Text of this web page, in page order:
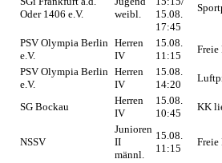
Oder 1406 e.V.
weibl.
15.08.
17:45
PSV Olympia Berlin
e.V.
Herren
IV
15.08.
11:15
Freie
PSV Olympia Berlin
e.V.
Herren
IV
15.08.
14:20
SG Bockau
Herren
IV
15.08.
10:45
KK
NSSV
Junioren
II
männl.
15.08.
11:15
Freie